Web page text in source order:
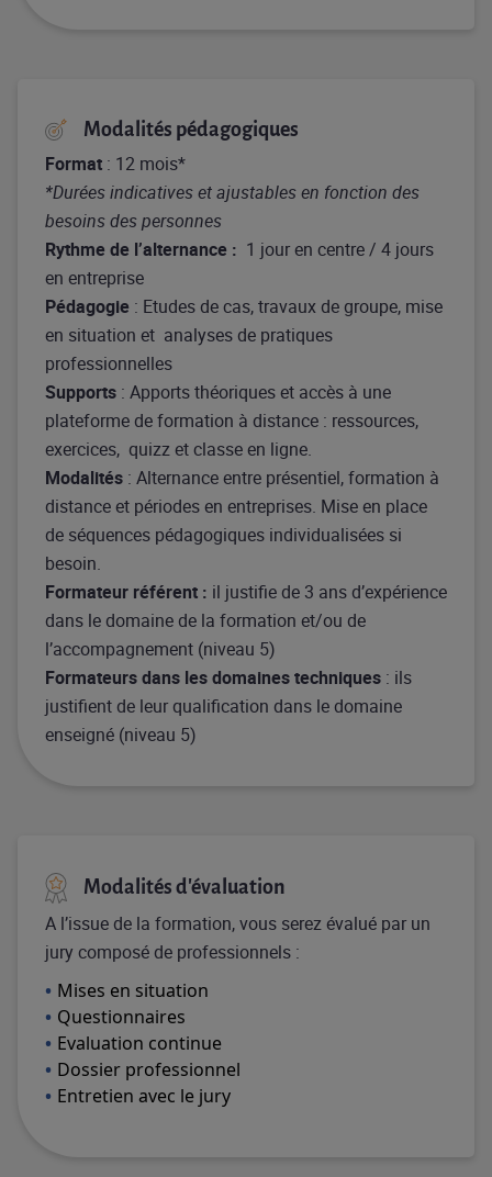
Modalités pédagogiques
Format : 12 mois*
*Durées indicatives et ajustables en fonction des
besoins des personnes
Rythme de l’alternance : 1 jour en centre / 4 jours
en entreprise
Pédagogie : Etudes de cas, travaux de groupe, mise
en situation et analyses de pratiques
professionnelles
Supports : Apports théoriques et accès à une
plateforme de formation à distance : ressources,
exercices, quizz et classe en ligne.
Modalités : Alternance entre présentiel, formation à
distance et périodes en entreprises. Mise en place
de séquences pédagogiques individualisées si
besoin.
Formateur référent : il justifie de 3 ans d’expérience
dans le domaine de la formation et/ou de
l’accompagnement (niveau 5)
Formateurs dans les domaines techniques : ils
justifient de leur qualification dans le domaine
enseigné (niveau 5)
Modalités d'évaluation
A l’issue de la formation, vous serez évalué par un
jury composé de professionnels :
Mises en situation
Questionnaires
Evaluation continue
Dossier professionnel
Entretien avec le jury